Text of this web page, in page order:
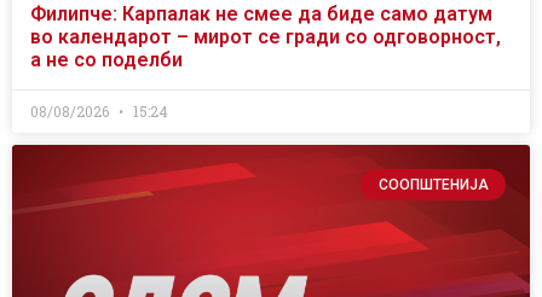
Филипче: Карпалак не смее да биде само датум
во календарот – мирот се гради со одговорност,
а не со поделби
08/08/2026 15:24
СООПШТЕНИЈА